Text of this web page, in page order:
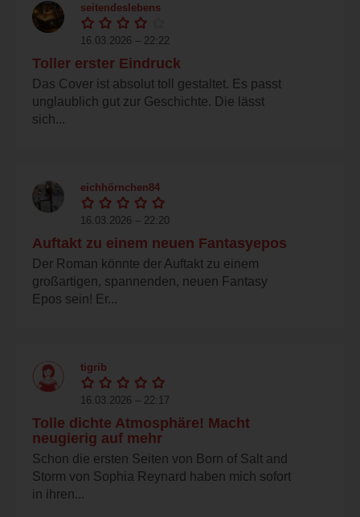
seitendeslebens
16.03.2026 – 22:22
Toller erster Eindruck
Das Cover ist absolut toll gestaltet. Es passt
unglaublich gut zur Geschichte. Die lässt
sich...
eichhörnchen84
16.03.2026 – 22:20
Auftakt zu einem neuen Fantasyepos
Der Roman könnte der Auftakt zu einem
großartigen, spannenden, neuen Fantasy
Epos sein! Er...
tigrib
16.03.2026 – 22:17
Tolle dichte Atmosphäre! Macht
neugierig auf mehr
Schon die ersten Seiten von Born of Salt and
Storm von Sophia Reynard haben mich sofort
in ihren...